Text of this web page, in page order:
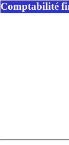
Comptabilité